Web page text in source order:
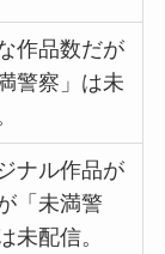
作品数だが
警察」は未
ナル作品が
「未満警
未配信。